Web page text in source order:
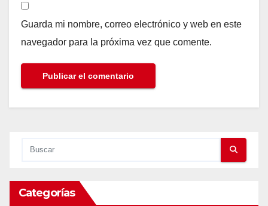
Guarda mi nombre, correo electrónico y web en este
navegador para la próxima vez que comente.
Categorías